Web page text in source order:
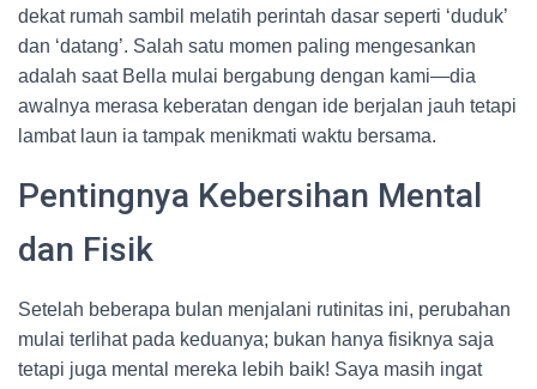
dekat rumah sambil melatih perintah dasar seperti ‘duduk’
dan ‘datang’. Salah satu momen paling mengesankan
adalah saat Bella mulai bergabung dengan kami—dia
awalnya merasa keberatan dengan ide berjalan jauh tetapi
lambat laun ia tampak menikmati waktu bersama.
Pentingnya Kebersihan Mental
dan Fisik
Setelah beberapa bulan menjalani rutinitas ini, perubahan
mulai terlihat pada keduanya; bukan hanya fisiknya saja
tetapi juga mental mereka lebih baik! Saya masih ingat